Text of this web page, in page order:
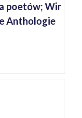
poetów; Wir
Anthologie